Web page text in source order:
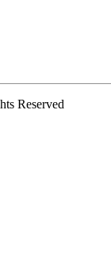
Reserved